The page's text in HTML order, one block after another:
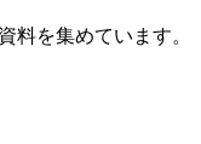
料を集めています。